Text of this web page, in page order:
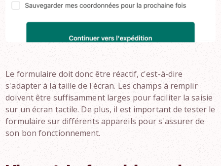
Le formulaire doit donc être réactif, c'est-à-dire
s'adapter à la taille de l'écran. Les champs à remplir
doivent être suffisamment larges pour faciliter la saisie
sur un écran tactile. De plus, il est important de tester le
formulaire sur différents appareils pour s'assurer de
son bon fonctionnement.